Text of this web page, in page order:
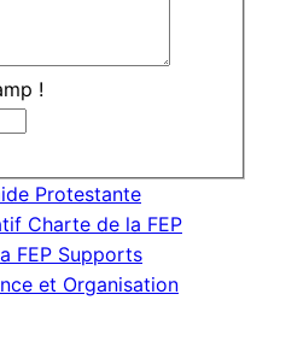
!
Protestante
Charte de la FEP
FEP Supports
et Organisation